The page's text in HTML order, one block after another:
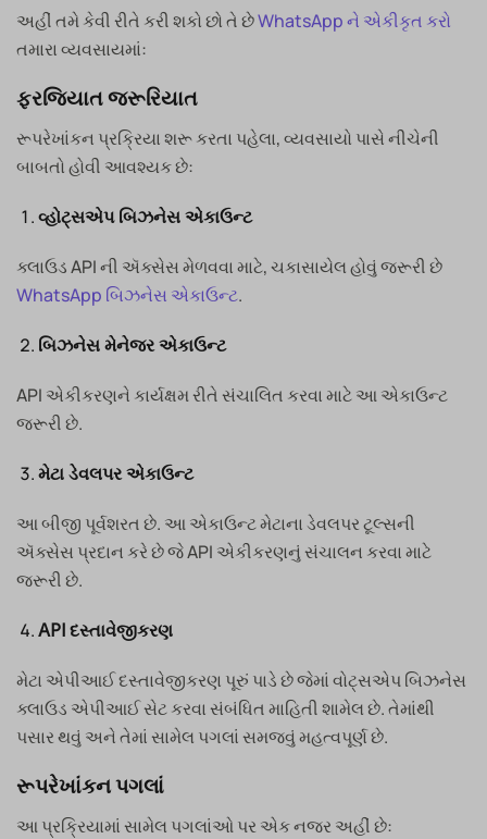
અહીં તમે કેવી રીતે કરી શકો છો તે છેWhatsApp ને એકીકૃત કરો
તમારા વ્યવસાયમાં:
ફરજિયાત જરૂરિયાત
રૂપરેખાંકન પ્રક્રિયા શરૂ કરતા પહેલા, વ્યવસાયો પાસે નીચેની
બાબતો હોવી આવશ્યક છે:
વ્હોટ્સએપ બિઝનેસ એકાઉન્ટ
ક્લાઉડ API ની ઍક્સેસ મેળવવા માટે, ચકાસાયેલ હોવું જરૂરી છે
WhatsApp બિઝનેસ એકાઉન્ટ.
બિઝનેસ મેનેજર એકાઉન્ટ
API એકીકરણને કાર્યક્ષમ રીતે સંચાલિત કરવા માટે આ એકાઉન્ટ
જરૂરી છે.
મેટા ડેવલપર એકાઉન્ટ
આ બીજી પૂર્વશરત છે. આ એકાઉન્ટ મેટાના ડેવલપર ટૂલ્સની
ઍક્સેસ પ્રદાન કરે છે જે API એકીકરણનું સંચાલન કરવા માટે
જરૂરી છે.
API દસ્તાવેજીકરણ
મેટા એપીઆઈ દસ્તાવેજીકરણ પૂરું પાડે છે જેમાં વોટ્સએપ બિઝનેસ
ક્લાઉડ એપીઆઈ સેટ કરવા સંબંધિત માહિતી શામેલ છે. તેમાંથી
પસાર થવું અને તેમાં સામેલ પગલાં સમજવું મહત્વપૂર્ણ છે.
રૂપરેખાંકન પગલાં
આ પ્રક્રિયામાં સામેલ પગલાંઓ પર એક નજર અહીં છે: